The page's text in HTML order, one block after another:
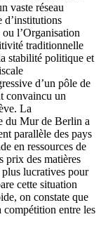
vaste réseau
d’institutions
l’Organisation
traditionnelle
stabilité politique et
d’un pôle de
convaincu un
La
du Mur de Berlin a
parallèle des pays
en ressources de
prix des matières
lucratives pour
cette situation
on constate que
compétition entre les